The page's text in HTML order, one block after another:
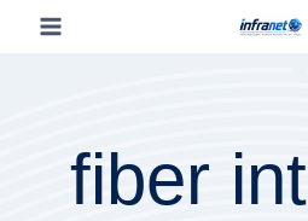
fiber